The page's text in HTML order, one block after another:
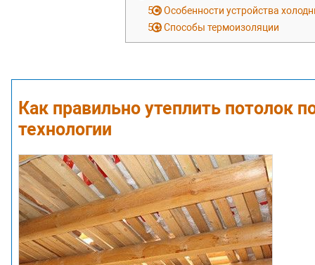
5.1Особенности устройства
5.2Способы термоизоляции
Как правильно утеплить
технологии